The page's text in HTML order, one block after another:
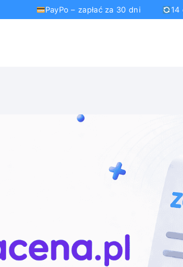
PayPo – zapłać za 30 dni 14